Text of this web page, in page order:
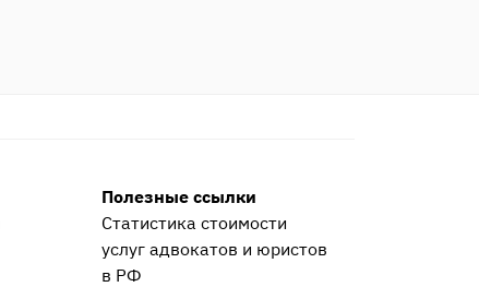
Полезные ссылки
Статистика стоимости
услуг адвокатов и юристов
в РФ